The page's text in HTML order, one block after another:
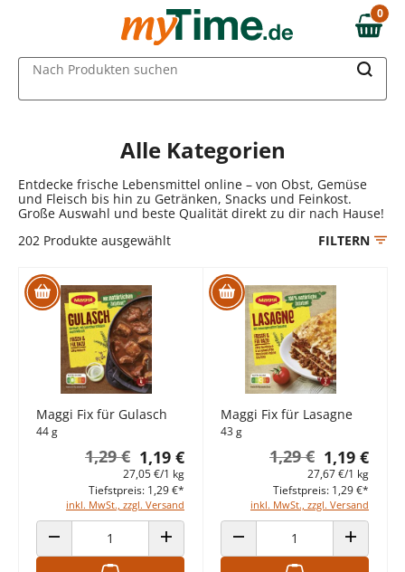
Zum Hauptinhalt springen
Zur Navigation springen
Zur Suche springen
0,00 €
0
Nach Produkten suchen
Alle Kategorien
Entdecke frische Lebensmittel online – von Obst, Gemüse
und Fleisch bis hin zu Getränken, Snacks und Feinkost.
Große Auswahl und beste Qualität direkt zu dir nach Hause!
202 Produkte ausgewählt FILTERN
Maggi Fix für Gulasch
44 g
1,19 €
1,29 €
27,05 €/1 kg
inkl. MwSt., zzgl. Versand
Tiefstpreis: 1,29 €*
ANZAHL VERRINGERN ANZAHL ERHÖHEN
Maggi Fix für Lasagne
43 g
1,19 €
1,29 €
27,67 €/1 kg
inkl. MwSt., zzgl. Versand
Tiefstpreis: 1,29 €*
ANZAHL VERRINGERN ANZAHL